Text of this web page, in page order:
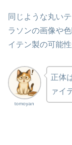
同じような丸い
ラソンの画像や
イテン製の可能
tomoyan
正体
ァイ